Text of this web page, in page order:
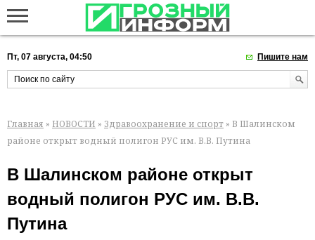
Пт, 07 августа, 04:50 Пишите нам
Главная » НОВОСТИ » Здравоохранение и спорт » В Шалинском
районе открыт водный полигон РУС им. В.В. Путина
В Шалинском районе открыт
водный полигон РУС им. В.В.
Путина